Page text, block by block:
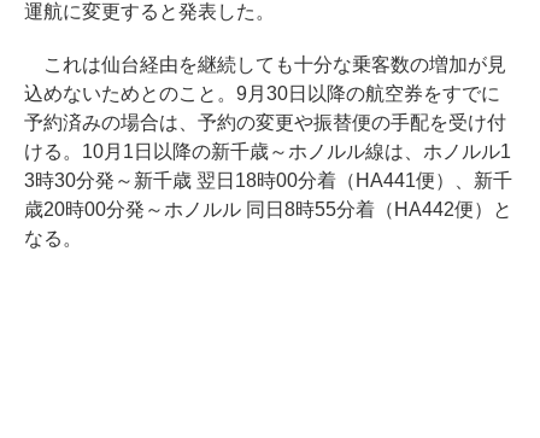
運航に変更すると発表した。
これは仙台経由を継続しても十分な乗客数の増加が見
込めないためとのこと。9月30日以降の航空券をすでに
予約済みの場合は、予約の変更や振替便の手配を受け付
ける。10月1日以降の新千歳～ホノルル線は、ホノルル1
3時30分発～新千歳 翌日18時00分着（HA441便）、新千
歳20時00分発～ホノルル 同日8時55分着（HA442便）と
なる。